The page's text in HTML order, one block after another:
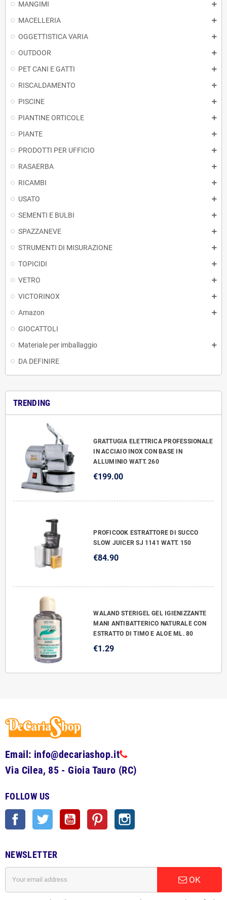
MANGIMI
MACELLERIA
OGGETTISTICA VARIA
OUTDOOR
PET CANI E GATTI
RISCALDAMENTO
PISCINE
PIANTINE ORTICOLE
PIANTE
PRODOTTI PER UFFICIO
RASAERBA
RICAMBI
USATO
SEMENTI E BULBI
SPAZZANEVE
STRUMENTI DI MISURAZIONE
TOPICIDI
VETRO
VICTORINOX
Amazon
GIOCATTOLI
Materiale per imballaggio
DA DEFINIRE
TRENDING
GRATTUGIA ELETTRICA PROFESSIONALE
IN ACCIAIO INOX CON BASE IN
ALLUMINIO WATT. 260
€199.00
PROFICOOK ESTRATTORE DI SUCCO
SLOW JUICER SJ 1141 WATT. 150
€84.90
WALAND STERIGEL GEL IGIENIZZANTE
MANI ANTIBATTERICO NATURALE CON
ESTRATTO DI TIMO E ALOE ML. 80
€1.29
Email: info@decariashop.it
Via Cilea, 85 - Gioia Tauro (RC)
FOLLOW US
Facebook Twitter YouTube Pinterest
NEWSLETTER
OK